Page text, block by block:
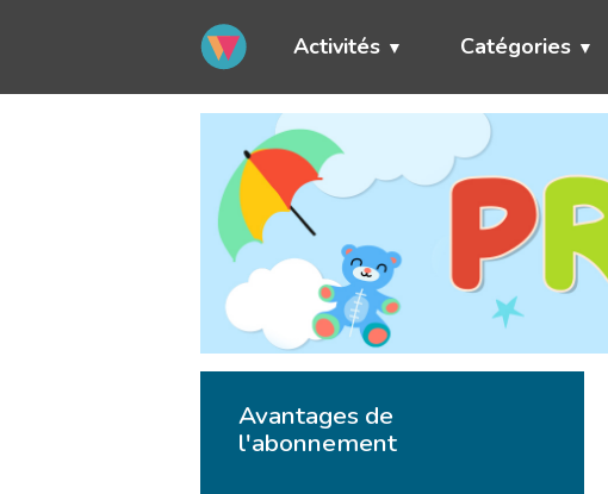
Activités Catégories
Avantages de
l'abonnement